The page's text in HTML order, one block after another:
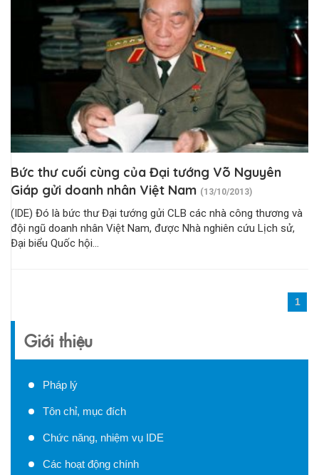
Bức thư cuối cùng của Đại tướng Võ Nguyên
Giáp gửi doanh nhân Việt Nam (13/10/2013)
(IDE) Đó là bức thư Đại tướng gửi CLB các nhà công thương và
đội ngũ doanh nhân Việt Nam, được Nhà nghiên cứu Lịch sử,
Đại biểu Quốc hội...
1
Giới thiệu
Pháp lý
Tôn chỉ, mục đích
Chức năng, nhiệm vụ IDE
Các hoạt động chính